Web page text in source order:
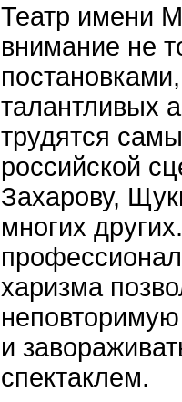
Театр имени
внимание не
талантливых
трудятся
российской
Захарову,
многих
харизма
и
спектаклем.